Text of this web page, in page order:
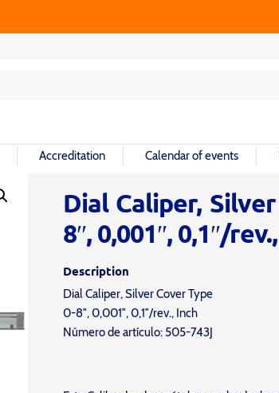
Accreditation Calendar of events
Dial Caliper,
8″, 0,001″, 0,1″/
Description
Dial Caliper, Silver Cover Type
0-8″, 0,001″, 0,1″/rev., Inch
Número de artículo: 505-743J